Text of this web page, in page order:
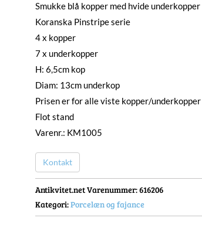
Smukke blå kopper med hvide underkopper
Koranska Pinstripe serie
4 x kopper
7 x underkopper
H: 6,5cm kop
Diam: 13cm underkop
Prisen er for alle viste kopper/underkopper
Flot stand
Varenr.: KM1005
Kontakt
Antikvitet.net Varenummer: 616206
Kategori:Porcelæn og fajance